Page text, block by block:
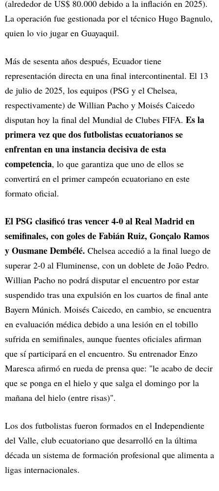
(alrededor de US$ 80.000 debido a la inflación en 2025).
La operación fue gestionada por el técnico Hugo Bagnulo,
quien lo vio jugar en Guayaquil.
Más de sesenta años después, Ecuador tiene
representación directa en una final intercontinental. El 13
de julio de 2025, los equipos (PSG y el Chelsea,
respectivamente) de Willian Pacho y Moisés Caicedo
disputan hoy la final del Mundial de Clubes FIFA. Es la
primera vez que dos futbolistas ecuatorianos se
enfrentan en una instancia decisiva de esta
competencia, lo que garantiza que uno de ellos se
convertirá en el primer campeón ecuatoriano en este
formato oficial.
El PSG clasificó tras vencer 4-0 al Real Madrid en
semifinales, con goles de Fabián Ruiz, Gonçalo Ramos
y Ousmane Dembélé. Chelsea accedió a la final luego de
superar 2-0 al Fluminense, con un doblete de João Pedro.
Willian Pacho no podrá disputar el encuentro por estar
suspendido tras una expulsión en los cuartos de final ante
Bayern Múnich. Moisés Caicedo, en cambio, se encuentra
en evaluación médica debido a una lesión en el tobillo
sufrida en semifinales, aunque fuentes oficiales afirman
que sí participará en el encuentro. Su entrenador Enzo
Maresca afirmó en rueda de prensa que: "le acabo de decir
que se ponga en el hielo y que salga el domingo por la
mañana del hielo (entre risas)".
Los dos futbolistas fueron formados en el Independiente
del Valle, club ecuatoriano que desarrolló en la última
década un sistema de formación profesional que alimenta a
ligas internacionales.